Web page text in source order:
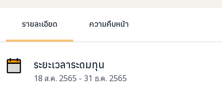
รายละเอียด ความคืบหน้า
ระยะเวลาระดมทุน
18 ส.ค. 2565 - 31 ธ.ค. 2565